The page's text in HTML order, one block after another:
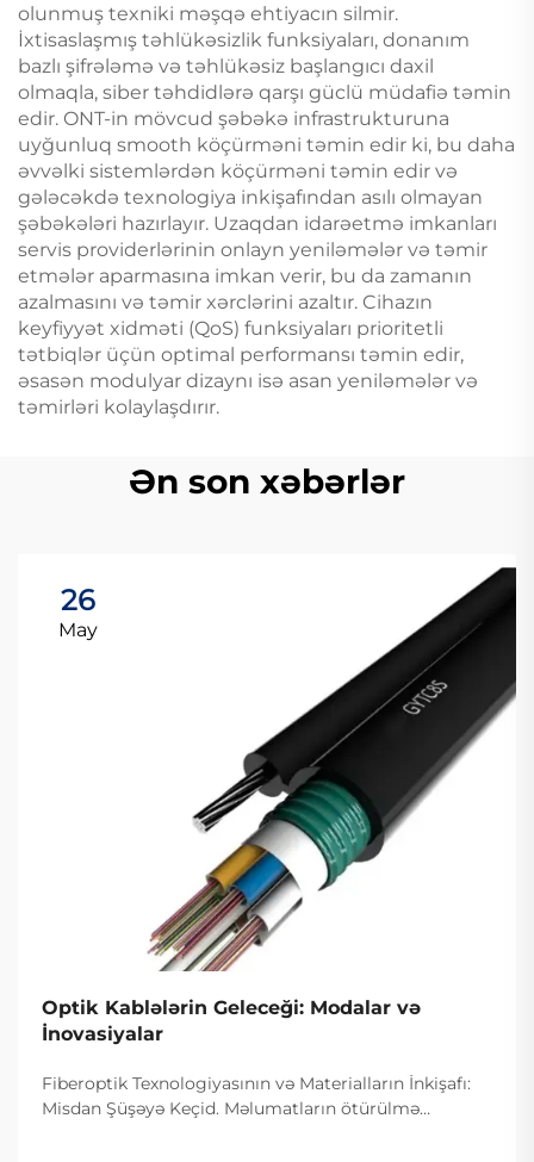
olunmuş texniki məşqə ehtiyacın silmir.
İxtisaslaşmış təhlükəsizlik funksiyaları, donanım
bazlı şifrələmə və təhlükəsiz başlangıcı daxil
olmaqla, siber təhdidlərə qarşı güclü müdafiə təmin
edir. ONT-in mövcud şəbəkə infrastrukturuna
uyğunluq smooth köçürməni təmin edir ki, bu daha
əvvəlki sistemlərdən köçürməni təmin edir və
gələcəkdə texnologiya inkişafından asılı olmayan
şəbəkələri hazırlayır. Uzaqdan idarəetmə imkanları
servis providerlərinin onlayn yeniləmələr və təmir
etmələr aparmasına imkan verir, bu da zamanın
azalmasını və təmir xərclərini azaltır. Cihazın
keyfiyyət xidməti (QoS) funksiyaları prioritetli
tətbiqlər üçün optimal performansı təmin edir,
əsasən modulyar dizaynı isə asan yeniləmələr və
təmirləri kolaylaşdırır.
Ən son xəbərlər
26
May
Optik Kablələrin Geleceği: Modalar və
İnovasiyalar
Fiberoptik Texnologiyasının və Materialların İnkişafı:
Misdan Şüşəyə Keçid. Məlumatların ötürülmə